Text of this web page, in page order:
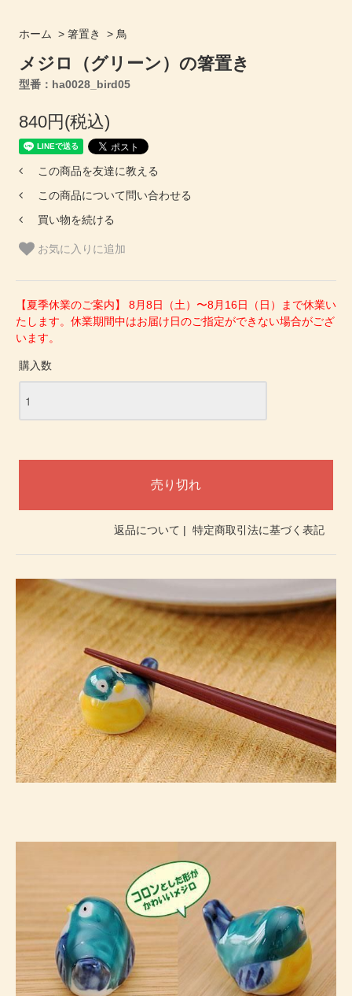
ホーム >箸置き > 鳥
メジロ（グリーン）の箸置き
型番：ha0028_bird05
840円(税込)
この商品を友達に教える
この商品について問い合わせる
買い物を続ける
お気に入りに追加
【夏季休業のご案内】 8月8日（土）〜8月16日（日）まで休業い
たします。休業期間中はお届け日のご指定ができない場合がござ
います。
購入数
返品について | 特定商取引法に基づく表記